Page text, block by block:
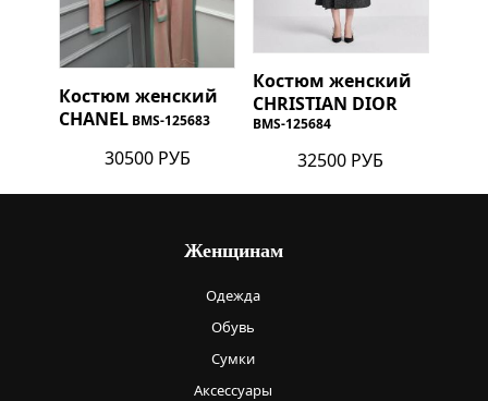
Костюм женский
CHANEL BMS-125683
30500 РУБ
Костюм женский
CHRISTIAN DIOR
BMS-125684
32500 РУБ
Женщинам
Одежда
Обувь
Сумки
Аксессуары